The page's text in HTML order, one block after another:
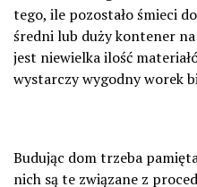
tego, ile pozostało śmieci
średni lub duży kontener
jest niewielka ilość
wystarczy wygodny worek
Budując dom trzeba
nich są te związane z